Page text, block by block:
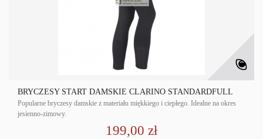
BRYCZESY START DAMSKIE CLARINO STANDARDFULL
Popularne bryczesy damskie z materiału miękkiego i ciepłego. Idealne na okres
jesienno-zimowy.
199,00 zł